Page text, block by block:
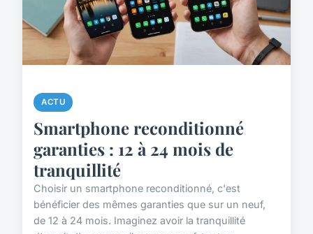
ACTU
Smartphone reconditionné
garanties : 12 à 24 mois de
tranquillité
Choisir un smartphone reconditionné, c'est
bénéficier des mêmes garanties que sur un neuf,
de 12 à 24 mois. Imaginez avoir la tranquillité